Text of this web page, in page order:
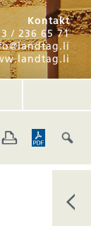
Kontakt
/ 236 65 71